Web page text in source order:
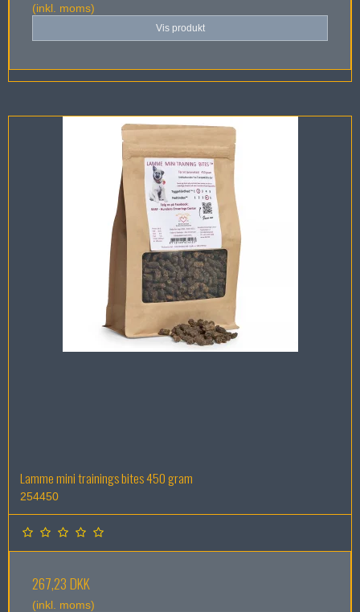
(inkl. moms)
Vis produkt
Lamme mini trainings bites 450 gram
254450
267,23 DKK
(inkl. moms)